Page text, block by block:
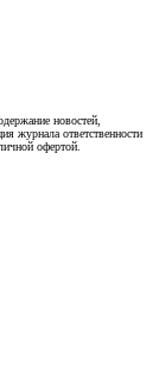
новостей,
журнала ответственности
офертой.